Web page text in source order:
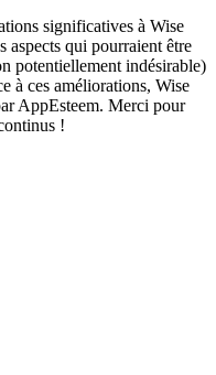
significatives à Wise
aspects qui pourraient être
potentiellement indésirable)
à ces améliorations, Wise
AppEsteem. Merci pour
!